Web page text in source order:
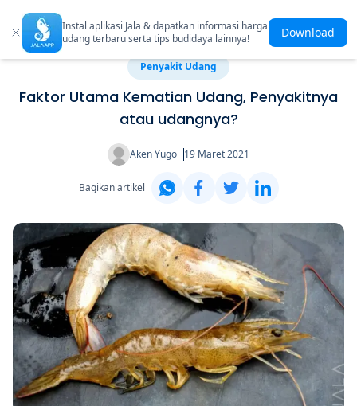
Instal aplikasi Jala & dapatkan informasi harga
udang terbaru serta tips budidaya lainnya!
Download
Penyakit Udang
Faktor Utama Kematian Udang, Penyakitnya
atau udangnya?
Aken Yugo 19 Maret 2021
Bagikan artikel